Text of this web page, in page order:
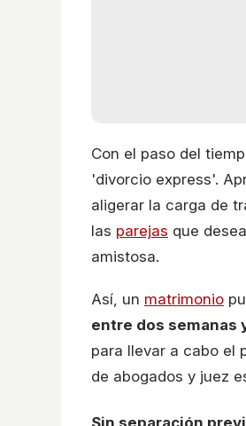
Con el paso del
'divorcio express'.
aligerar la carga de
las parejas que
amistosa.
Así, un matrimonio
entre dos semanas
para llevar a cabo el
de abogados y juez
Sin separación